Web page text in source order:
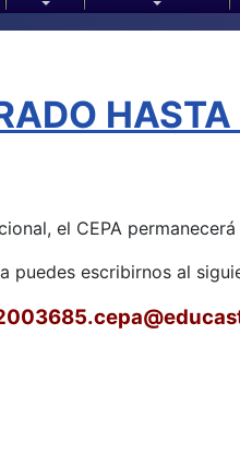
el CEPA
puedes escribirnos al